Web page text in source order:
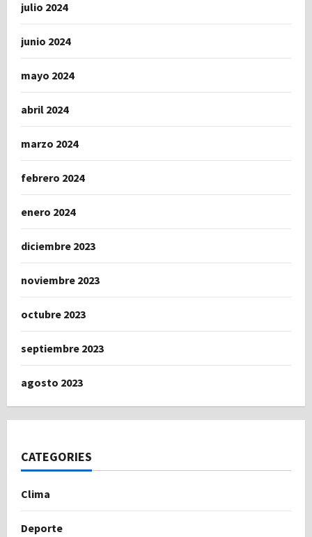
julio 2024
junio 2024
mayo 2024
abril 2024
marzo 2024
febrero 2024
enero 2024
diciembre 2023
noviembre 2023
octubre 2023
septiembre 2023
agosto 2023
CATEGORIES
Clima
Deporte